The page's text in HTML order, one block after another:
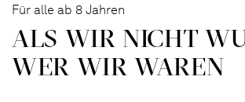
Für alle ab 8 Jahren
ALS WIR NICHT
WER WIR WAREN